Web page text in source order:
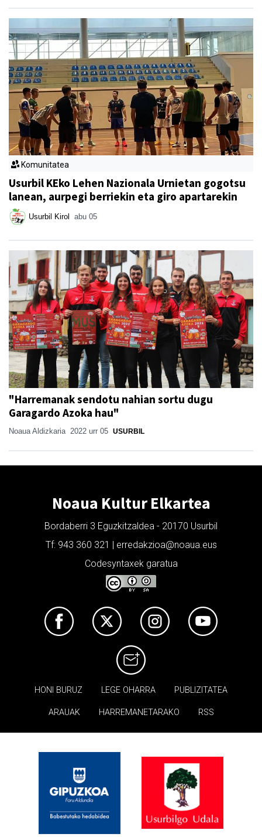
Komunitatea
Usurbil KEko Lehen Nazionala Urnietan gogotsu
lanean, aurpegi berriekin eta giro apartarekin
Usurbil Kirol abu 05
"Harremanak sendotu nahian sortu dugu
Garagardo Azoka hau"
Noaua Aldizkaria 2022 urr 05 USURBIL
Noaua Kultur Elkartea
Bordaberri 3 Eguzkitzaldea - 20170 Usurbil
Tf: 943 360 321 | erredakzioa@noaua.eus
Codesyntaxek garatua
HONI BURUZ LEGE OHARRA PUBLIZITATEA
ARAUAK HARREMANETARAKO RSS